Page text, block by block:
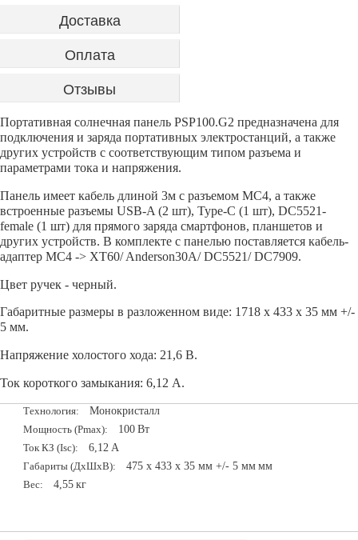
Доставка
Оплата
Отзывы
Портативная солнечная панель PSP100.G2 предназначена для
подключения и заряда портативных электростанций, а также
других устройств с соответствующим типом разъема и
параметрами тока и напряжения.
Панель имеет кабель длиной 3м с разъемом MC4, а также
встроенные разъемы USB-A (2 шт), Type-C (1 шт), DC5521-
female (1 шт) для прямого заряда смартфонов, планшетов и
других устройств. В комплекте с панелью поставляется кабель-
адаптер MC4 -> XT60/ Anderson30A/ DC5521/ DC7909.
Цвет ручек - черный.
Габаритные размеры в разложенном виде: 1718 х 433 х 35 мм +/-
5 мм.
Напряжение холостого хода: 21,6 В.
Ток короткого замыкания: 6,12 А.
Технология: Монокристалл
Мощность (Pmax): 100 Вт
Ток КЗ (Isc): 6,12 А
Габариты (ДxШxВ): 475 х 433 х 35 мм +/- 5 мм мм
Вес: 4,55 кг